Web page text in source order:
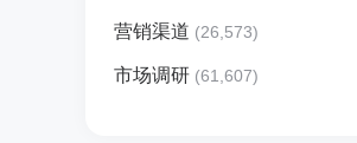
营销渠道 (26,573)
市场调研 (61,607)